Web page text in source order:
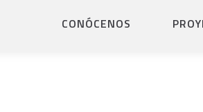
CONÓCENOS